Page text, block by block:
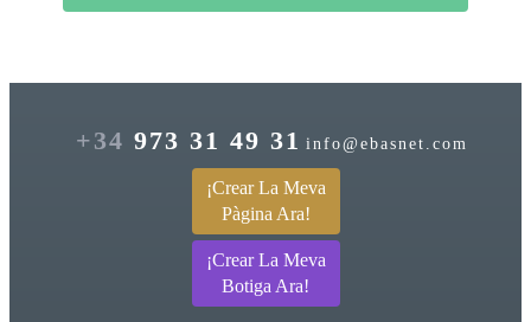
+34 973 31 49 31 info@ebasnet.com
¡Crear La Meva
Pàgina Ara!
¡Crear La Meva
Botiga Ara!